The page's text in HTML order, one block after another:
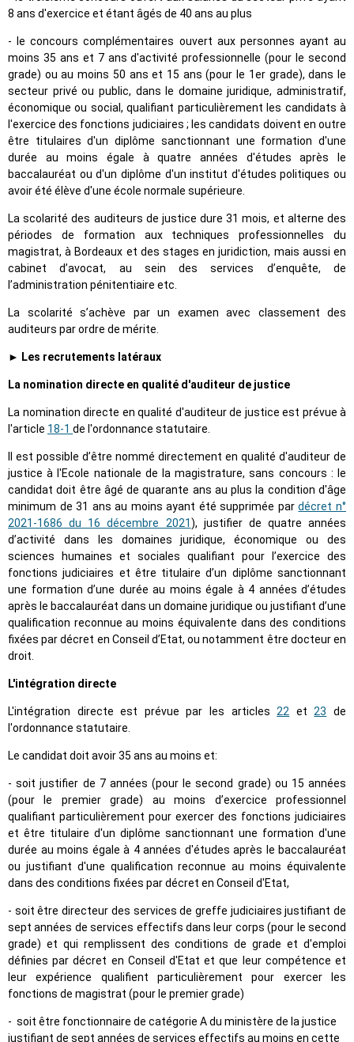
8 ans d'exercice et étant âgés de 40 ans au plus
- le concours complémentaires ouvert aux personnes ayant au
moins 35 ans et 7 ans d'activité professionnelle (pour le second
grade) ou au moins 50 ans et 15 ans (pour le 1er grade), dans le
secteur privé ou public, dans le domaine juridique, administratif,
économique ou social, qualifiant particulièrement les candidats à
l'exercice des fonctions judiciaires ; les candidats doivent en outre
être titulaires d'un diplôme sanctionnant une formation d'une
durée au moins égale à quatre années d'études après le
baccalauréat ou d'un diplôme d'un institut d'études politiques ou
avoir été élève d'une école normale supérieure.
La scolarité des auditeurs de justice dure 31 mois, et alterne des
périodes de formation aux techniques professionnelles du
magistrat, à Bordeaux et des stages en juridiction, mais aussi en
cabinet d’avocat, au sein des services d’enquête, de
l’administration pénitentiaire etc.
La scolarité s’achève par un examen avec classement des
auditeurs par ordre de mérite.
► Les recrutements latéraux
La nomination directe en qualité d'auditeur de justice
La nomination directe en qualité d'auditeur de justice est prévue à
l'article 18-1 de l'ordonnance statutaire.
Il est possible d’être nommé directement en qualité d'auditeur de
justice à l'Ecole nationale de la magistrature, sans concours : le
candidat doit être âgé de quarante ans au plus la condition d'âge
minimum de 31 ans au moins ayant été supprimée pardécret n°
2021-1686 du 16 décembre 2021), justifier de quatre années
d’activité dans les domaines juridique, économique ou des
sciences humaines et sociales qualifiant pour l’exercice des
fonctions judiciaires et être titulaire d’un diplôme sanctionnant
une formation d’une durée au moins égale à 4 années d’études
après le baccalauréat dans un domaine juridique ou justifiant d’une
qualification reconnue au moins équivalente dans des conditions
fixées par décret en Conseil d’Etat, ou notamment être docteur en
droit.
L'intégration directe
L'intégration directe est prévue par les articles 22 et 23 de
l'ordonnance statutaire.
Le candidat doit avoir 35 ans au moins et:
- soit justifier de 7 années (pour le second grade) ou 15 années
(pour le premier grade) au moins d’exercice professionnel
qualifiant particulièrement pour exercer des fonctions judiciaires
et être titulaire d'un diplôme sanctionnant une formation d'une
durée au moins égale à 4 années d'études après le baccalauréat
ou justifiant d'une qualification reconnue au moins équivalente
dans des conditions fixées par décret en Conseil d'Etat,
- soit être directeur des services de greffe judiciaires justifiant de
sept années de services effectifs dans leur corps (pour le second
grade) et qui remplissent des conditions de grade et d'emploi
définies par décret en Conseil d'Etat et que leur compétence et
leur expérience qualifient particulièrement pour exercer les
fonctions de magistrat (pour le premier grade)
- soit être fonctionnaire de catégorie A du ministère de la justice
justifiant de sept années de services effectifs au moins en cette